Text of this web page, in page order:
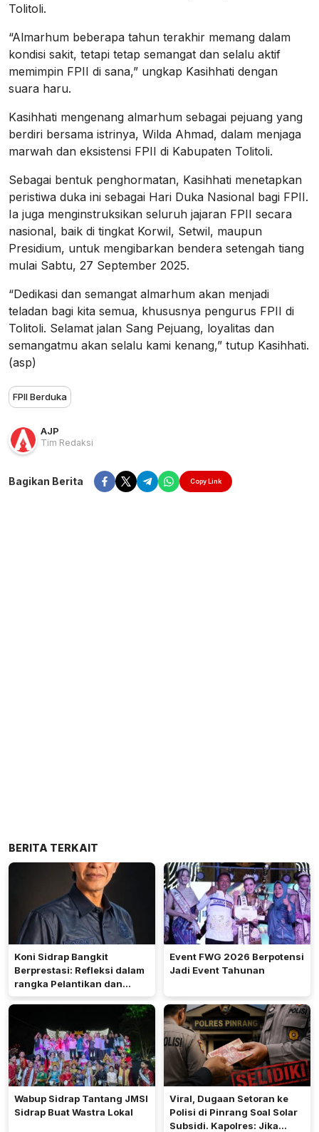
Tolitoli.
“Almarhum beberapa tahun terakhir memang dalam
kondisi sakit, tetapi tetap semangat dan selalu aktif
memimpin FPII di sana,” ungkap Kasihhati dengan
suara haru.
Kasihhati mengenang almarhum sebagai pejuang yang
berdiri bersama istrinya, Wilda Ahmad, dalam menjaga
marwah dan eksistensi FPII di Kabupaten Tolitoli.
Sebagai bentuk penghormatan, Kasihhati menetapkan
peristiwa duka ini sebagai Hari Duka Nasional bagi FPII.
Ia juga menginstruksikan seluruh jajaran FPII secara
nasional, baik di tingkat Korwil, Setwil, maupun
Presidium, untuk mengibarkan bendera setengah tiang
mulai Sabtu, 27 September 2025.
“Dedikasi dan semangat almarhum akan menjadi
teladan bagi kita semua, khususnya pengurus FPII di
Tolitoli. Selamat jalan Sang Pejuang, loyalitas dan
semangatmu akan selalu kami kenang,” tutup Kasihhati.
(asp)
FPII Berduka
AJP
Tim Redaksi
Bagikan Berita Copy Link
BERITA TERKAIT
Koni Sidrap Bangkit
Berprestasi: Refleksi dalam
rangka Pelantikan dan
Rakerda 2026
Event FWG 2026 Berpotensi
Jadi Event Tahunan
Wabup Sidrap Tantang JMSI
Sidrap Buat Wastra Lokal
Viral, Dugaan Setoran ke
Polisi di Pinrang Soal Solar
Subsidi. Kapolres: Jika